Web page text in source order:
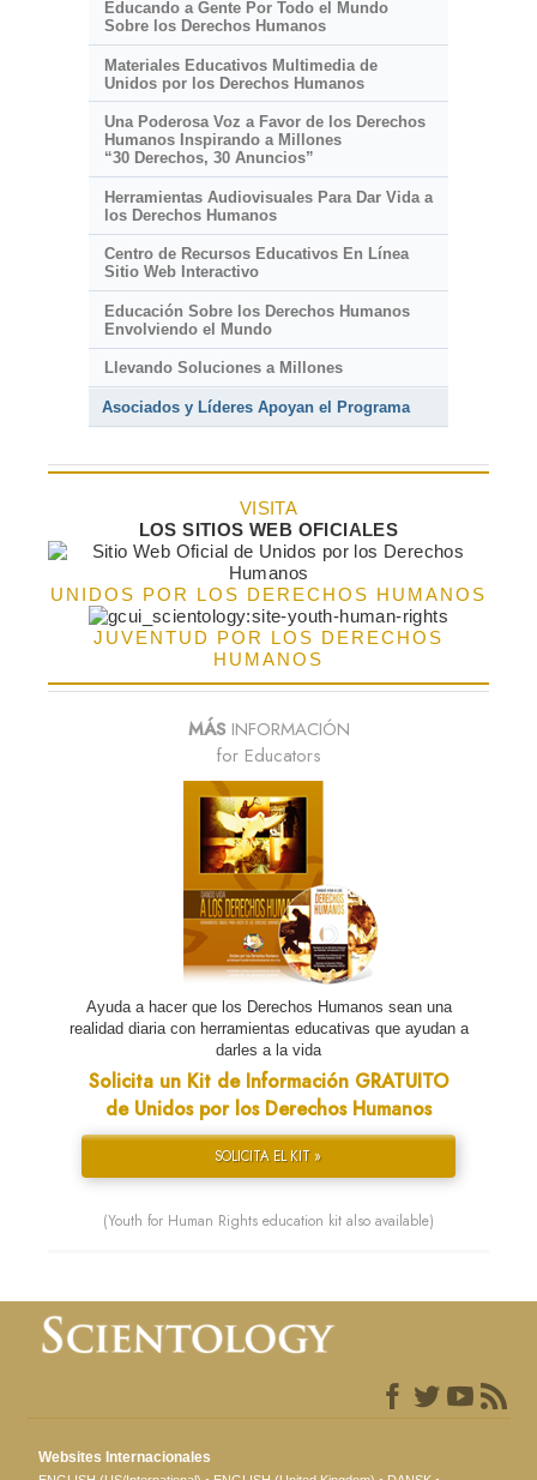
Educando a Gente Por Todo el Mundo
Sobre los Derechos Humanos
Materiales Educativos Multimedia de
Unidos por los Derechos Humanos
Una Poderosa Voz a Favor de los Derechos
Humanos Inspirando a Millones
“30 Derechos, 30 Anuncios”
Herramientas Audiovisuales Para Dar Vida a
los Derechos Humanos
Centro de Recursos Educativos En Línea
Sitio Web Interactivo
Educación Sobre los Derechos Humanos
Envolviendo el Mundo
Llevando Soluciones a Millones
Asociados y Líderes Apoyan el Programa
VISITA
LOS SITIOS WEB OFICIALES
UNIDOS POR LOS DERECHOS HUMANOS
JUVENTUD POR LOS DERECHOS
HUMANOS
MÁSINFORMACIÓN
for Educators
Ayuda a hacer que los Derechos Humanos sean una
realidad diaria con herramientas educativas que ayudan a
darles a la vida
Solicita un Kit de Información GRATUITO
de Unidos por los Derechos Humanos
SOLICITA EL KIT »
(Youth for Human Rights education kit also available)
Websites Internacionales